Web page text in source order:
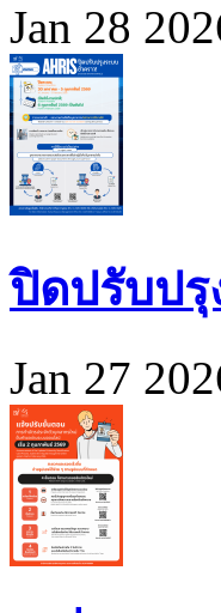
Jan 28
ปิดปรับปรุ
Jan 27